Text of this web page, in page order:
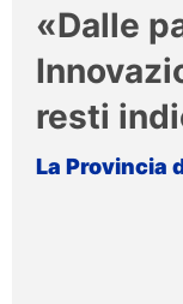
«Dalle
resti
La Provincia